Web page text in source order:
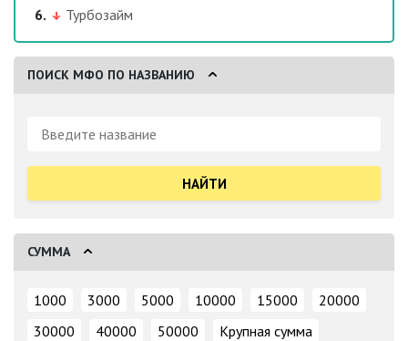
Турбозайм
ПОИСК МФО ПО НАЗВАНИЮ
Поиск:
СУММА
1000 3000 5000 10000 15000
20000
30000
40000 50000 Крупная сумма